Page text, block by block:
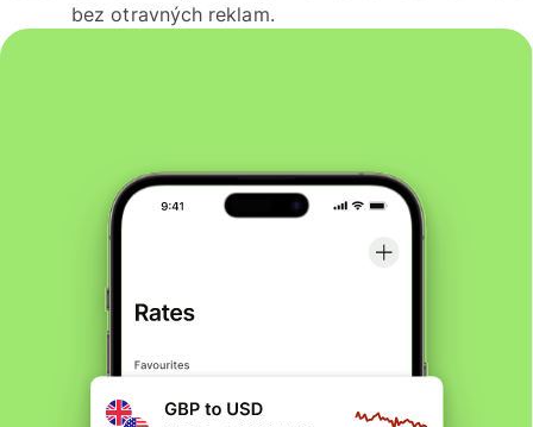
bez otravných reklam.